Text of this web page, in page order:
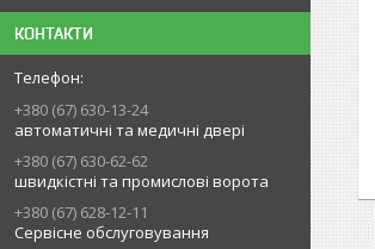
КОНТАКТИ
+380 (67) 630-13-24
автоматичні та медичні двері
+380 (67) 630-62-62
швидкістні та промислові ворота
+380 (67) 628-12-11
Сервісне обслуговування